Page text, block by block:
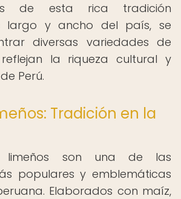
de esta rica tradición
largo y ancho del país, se
diversas variedades de
la riqueza cultural y
Perú.
Tradición en la
limeños son una de las
populares y emblemáticas
Elaborados con maíz,